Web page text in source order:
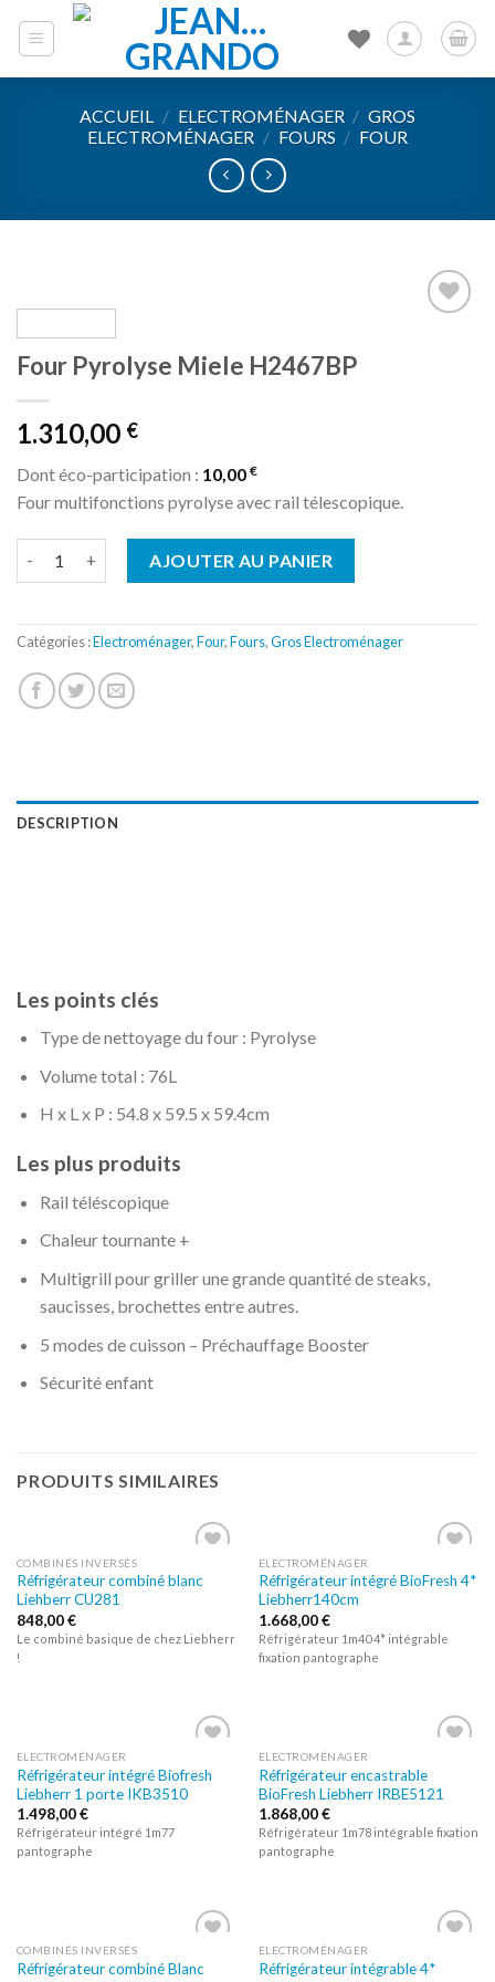
ACCUEIL / ELECTROMÉNAGER / GROS
ELECTROMÉNAGER / FOURS / FOUR
Four Pyrolyse Miele H2467BP
1.310,00 €
Dont éco-participation : 10,00 €
Four multifonctions pyrolyse avec rail télescopique.
AJOUTER AU PANIER
Catégories :Electroménager,Four,Fours,Gros Electroménager
DESCRIPTION
Les points clés
Type de nettoyage du four : Pyrolyse
Volume total : 76L
H x L x P : 54.8 x 59.5 x 59.4cm
Les plus produits
Rail téléscopique
Chaleur tournante +
Multigrill pour griller une grande quantité de steaks,
saucisses, brochettes entre autres.
5 modes de cuisson – Préchauffage Booster
Sécurité enfant
PRODUITS SIMILAIRES
Ajouter
COMBINÉS INVERSÉS
Réfrigérateur combiné blanc
Liehberr CU281
848,00€
Le combiné basique de chez Liebherr
!
Ajouter
ELECTROMÉNAGER
Réfrigérateur intégré BioFresh 4*
Liebherr140cm
1.668,00€
Réfrigérateur 1m40 4* intégrable
fixation pantographe
Ajouter
à la liste
ELECTROMÉNAGER
Réfrigérateur intégré Biofresh
Liebherr 1 porte IKB3510
1.498,00€
Réfrigérateur intégré 1m77
pantographe
Ajouter
à la liste
ELECTROMÉNAGER
Réfrigérateur encastrable
BioFresh Liebherr IRBE5121
1.868,00€
Réfrigérateur 1m78 intégrable fixation
pantographe
Ajouter
COMBINÉS INVERSÉS
Réfrigérateur combiné Blanc
Ajouter
ELECTROMÉNAGER
Réfrigérateur intégrable 4*